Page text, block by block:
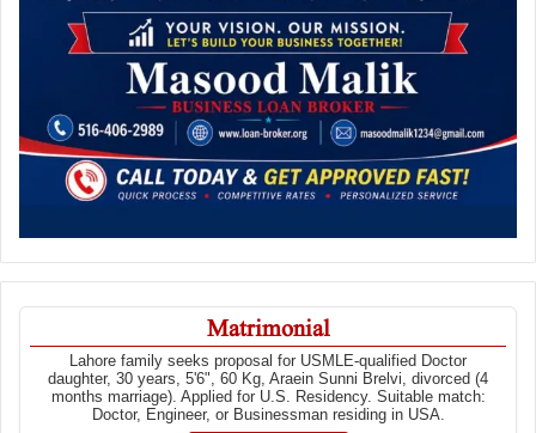
Matrimonial
Lahore family seeks proposal for USMLE-qualified Doctor
daughter, 30 years, 5'6", 60 Kg, Araein Sunni Brelvi, divorced (4
months marriage). Applied for U.S. Residency. Suitable match:
Doctor, Engineer, or Businessman residing in USA.